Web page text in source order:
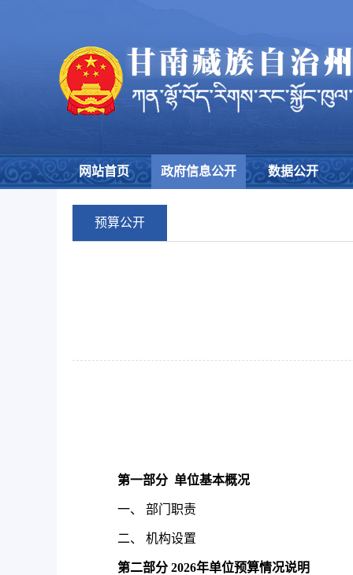
网站首页 政府信息公开 数据公开
预算公开
第一部分 单位基本概况
一、 部门职责
二、 机构设置
第二部分 2026年单位预算情况说明